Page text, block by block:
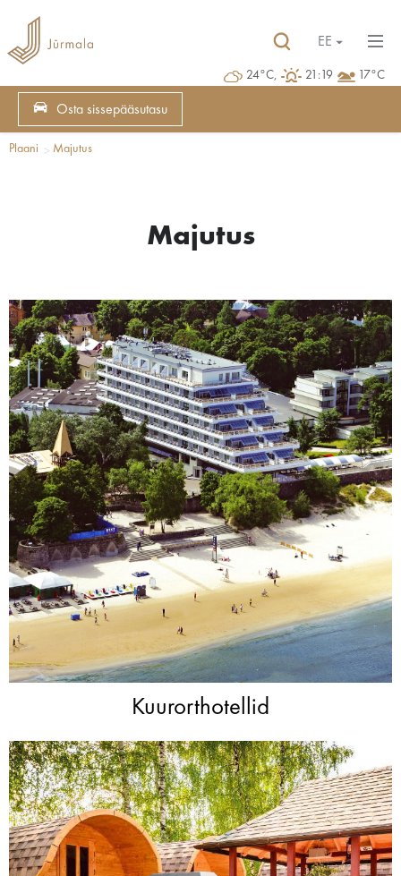
24°C, 21:19 17°C
EE
Osta sissepääsutasu
Plaani Majutus
Majutus
Kuurorthotellid